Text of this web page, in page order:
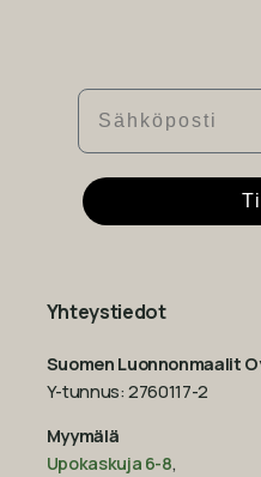
Sähköposti
Yhteystiedot
Suomen Luonnonmaalit
Y-tunnus: 2760117-2
Myymälä
Upokaskuja 6-8,